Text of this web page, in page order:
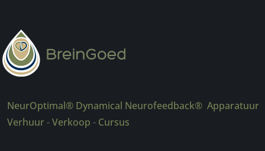
NeurOptimal® Dynamical Neurofeedback® Apparatuur
Verhuur-Verkoop - Cursus